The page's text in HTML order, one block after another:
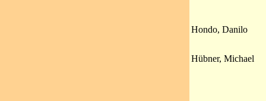
Hondo, Danilo
Hübner, Michael